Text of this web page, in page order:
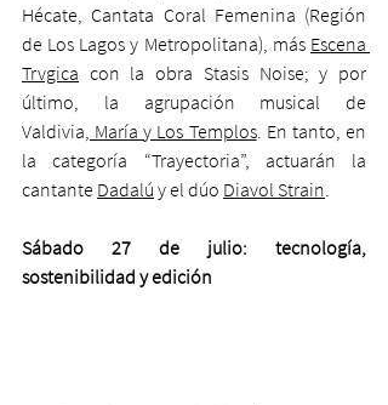
Hécate, Cantata Coral Femenina (Región
de Los Lagos y Metropolitana), más Escena
Trvgica con la obra Stasis Noise; y por
último, la agrupación musical de
Valdivia, María y Los Templos. En tanto, en
la categoría “Trayectoria”, actuarán la
cantante Dadalú y el dúo Diavol Strain
Sábado 27 de julio: tecnología,
sostenibilidad y edición